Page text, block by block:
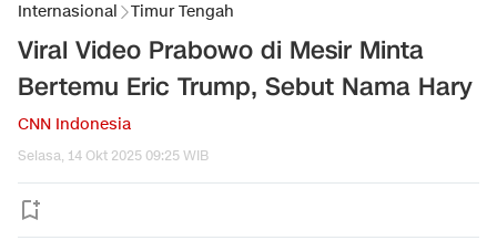
Internasional Timur Tengah
Viral Video Prabowo di Mesir Minta
Bertemu Eric Trump, Sebut Nama Hary
CNN Indonesia
Selasa, 14 Okt 2025 09:25 WIB